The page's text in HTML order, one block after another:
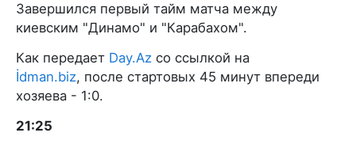
Завершился первый тайм матча между
киевским "Динамо" и "Карабахом".
Как передает Day.Az со ссылкой на
İdman.biz, после стартовых 45 минут впереди
хозяева - 1:0.
21:25